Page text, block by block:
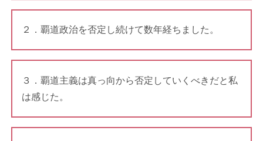
２．覇道政治を否定し続けて数年経ちました。
３．覇道主義は真っ向から否定していくべきだと私
は感じた。